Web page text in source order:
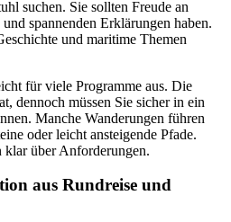
suchen. Sie sollten Freude an
spannenden Erklärungen haben.
und maritime Themen
für viele Programme aus. Die
dennoch müssen Sie sicher in ein
Manche Wanderungen führen
oder leicht ansteigende Pfade.
klar über Anforderungen.
aus Rundreise und